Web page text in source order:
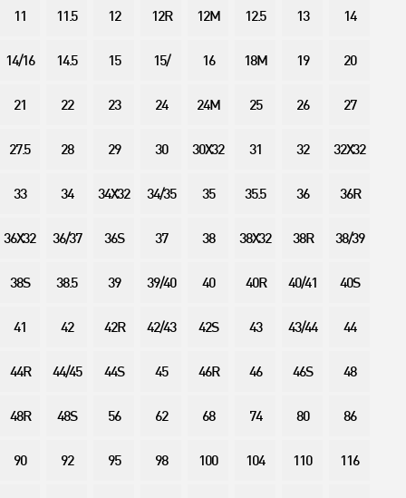
11 11.5 12 12R 12M 12.5 13 14
14/16 14.5 15 15/ 16 18M 19 20
21 22 23 24 24M 25 26 27
27.5 28 29 30 30X32 31 32 32X32
33 34 34X32 34/35 35 35.5 36 36R
36X32 36/37 36S 37 38 38X32 38R 38/39
38S 38.5 39 39/40 40 40R 40/41 40S
41 42 42R 42/43 42S 43 43/44 44
44R 44/45 44S 45 46R 46 46S 48
48R 48S 56 62 68 74 80 86
90 92 95 98 100 104 110 116